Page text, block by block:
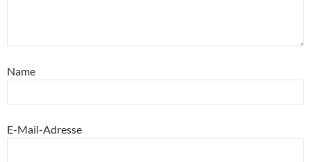
Name
E-Mail-Adresse